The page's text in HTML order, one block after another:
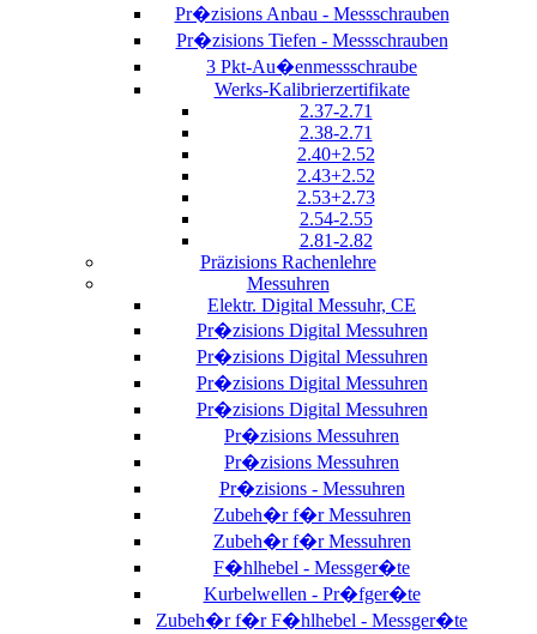
Pr�zisions Anbau - Messschrauben
Pr�zisions Tiefen - Messschrauben
3 Pkt-Au�enmessschraube
Werks-Kalibrierzertifikate
2.37-2.71
2.38-2.71
2.40+2.52
2.43+2.52
2.53+2.73
2.54-2.55
2.81-2.82
Präzisions Rachenlehre
Messuhren
Elektr. Digital Messuhr, CE
Pr�zisions Digital Messuhren
Pr�zisions Digital Messuhren
Pr�zisions Digital Messuhren
Pr�zisions Digital Messuhren
Pr�zisions Messuhren
Pr�zisions Messuhren
Pr�zisions - Messuhren
Zubeh�r f�r Messuhren
Zubeh�r f�r Messuhren
F�hlhebel - Messger�te
Kurbelwellen - Pr�fger�te
Zubeh�r f�r F�hlhebel - Messger�te